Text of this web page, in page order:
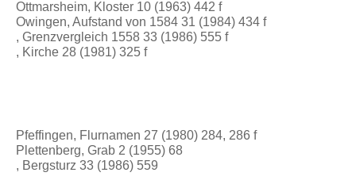
Ottmarsheim, Kloster 10 (1963) 442 f
Owingen, Aufstand von 1584 31 (1984) 434 f
, Grenzvergleich 1558 33 (1986) 555 f
, Kirche 28 (1981) 325 f
Pfeffingen, Flurnamen 27 (1980) 284, 286 f
Plettenberg, Grab 2 (1955) 68
, Bergsturz 33 (1986) 559